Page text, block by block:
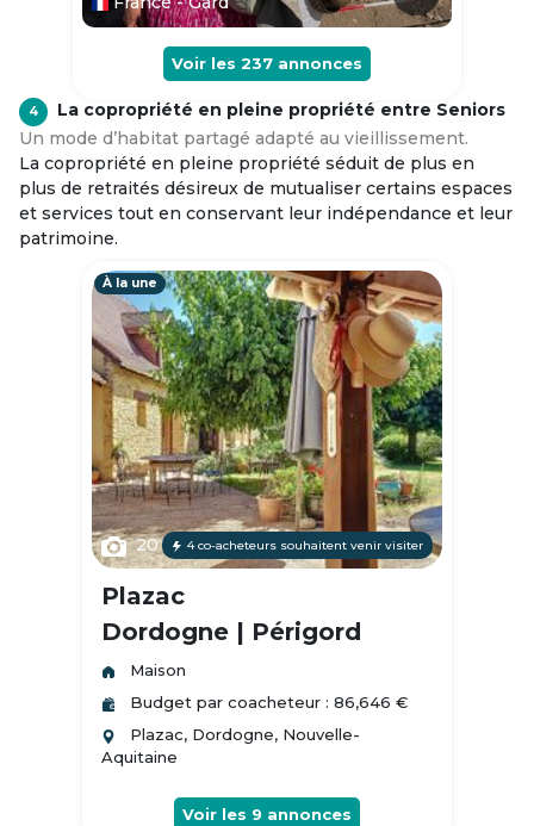
Voir les 237 annonces
4
La copropriété en pleine propriété entre Seniors
Un mode d’habitat partagé adapté au vieillissement.
La copropriété en pleine propriété séduit de plus en
plus de retraités désireux de mutualiser certains espaces
et services tout en conservant leur indépendance et leur
patrimoine.
À la une
20 4 co-acheteurs souhaitent venir visiter
Plazac
Dordogne | Périgord
Maison
Budget par coacheteur : 86,646 €
Plazac, Dordogne, Nouvelle-
Aquitaine
Voir les 9 annonces